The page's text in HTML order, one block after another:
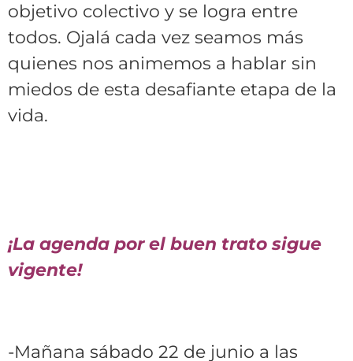
objetivo colectivo y se logra entre
todos. Ojalá cada vez seamos más
quienes nos animemos a hablar sin
miedos de esta desafiante etapa de la
vida.
¡La agenda por el buen trato sigue
vigente!
-Mañana sábado 22 de junio a las